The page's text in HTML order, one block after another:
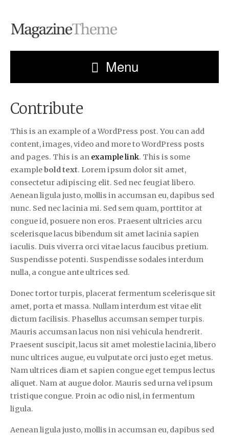
Menu
Contribute
This is an example of a WordPress post. You can add
content, images, video and more to WordPress posts
and pages. This is an example link. This is some
examplebold text. Lorem ipsum dolor sit amet,
consectetur adipiscing elit. Sed nec feugiat libero.
Aenean ligula justo, mollis in accumsan eu, dapibus sed
nunc. Sed nec lacinia mi. Sed sem quam, porttitor at
congue id, posuere non eros. Praesent ultricies arcu
scelerisque lacus bibendum sit amet lacinia sapien
iaculis. Duis viverra orci vitae lacus faucibus pretium.
Suspendisse potenti. Suspendisse sodales interdum
nulla, a congue ante ultrices sed.
Donec tortor turpis, placerat fermentum scelerisque sit
amet, porta et massa. Nullam interdum est vitae elit
dictum facilisis. Phasellus accumsan semper turpis.
Mauris accumsan lacus non nisi vehicula hendrerit.
Praesent suscipit, lacus sit amet molestie lacinia, libero
nunc ultrices augue, eu vulputate orci justo eget metus.
Nam ultrices diam et sapien congue eget tempus lectus
aliquet. Nam at augue dolor. Mauris sed urna vel ipsum
tristique congue. Proin ac odio nisl, in fermentum
ligula.
Aenean ligula justo, mollis in accumsan eu, dapibus sed